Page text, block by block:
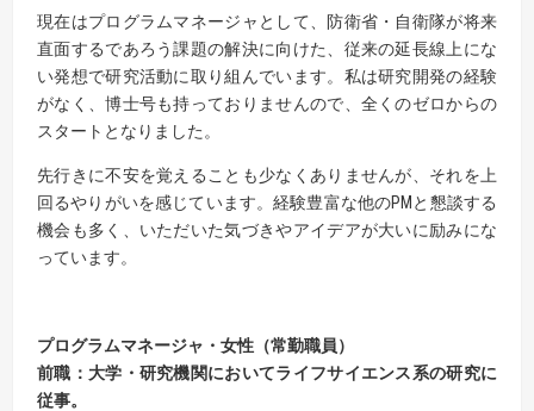
現在はプログラムマネージャとして、防衛省・自衛隊が将来
直面するであろう課題の解決に向けた、従来の延長線上にな
い発想で研究活動に取り組んでいます。私は研究開発の経験
がなく、博士号も持っておりませんので、全くのゼロからの
スタートとなりました。
先行きに不安を覚えることも少なくありませんが、それを上
回るやりがいを感じています。経験豊富な他のPMと懇談する
機会も多く、いただいた気づきやアイデアが大いに励みにな
っています。
プログラムマネージャ・女性（常勤職員）
前職：大学・研究機関においてライフサイエンス系の研究に
従事。